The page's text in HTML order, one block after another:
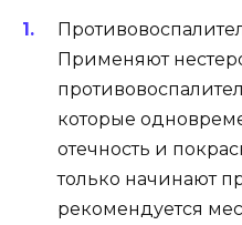
Применяют
которые
отечность и
только начинают
рекомендуется